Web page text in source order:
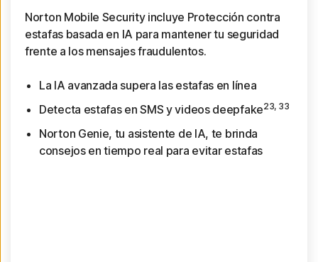
Norton Mobile Security incluye Protección contra
estafas basada en IA para mantener tu seguridad
frente a los mensajes fraudulentos.
La IA avanzada supera las estafas en línea
Detecta estafas en SMS y videos deepfake23, 33
Norton Genie, tu asistente de IA, te brinda
consejos en tiempo real para evitar estafas